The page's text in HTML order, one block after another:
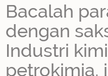
Bacalah
dengan
Industri
petrokimia,